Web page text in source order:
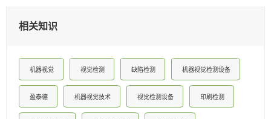
相关知识
机器视觉 视觉检测 缺陷检测 机器视觉检测设备
盈泰德 机器视觉技术 视觉检测设备 印刷检测